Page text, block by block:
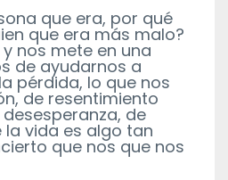
que era, por qué
que era más malo?
nos mete en una
de ayudarnos a
pérdida, lo que nos
de resentimiento
de
vida es algo tan
que nos que nos